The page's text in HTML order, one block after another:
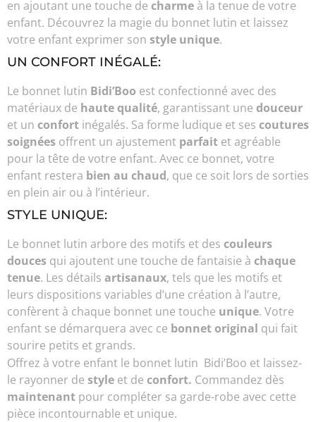
en ajoutant une touche de charme à la tenue de votre
enfant. Découvrez la magie du bonnet lutin et laissez
votre enfant exprimer son style unique.
UN CONFORT INÉGALÉ:
Le bonnet lutin Bidi’Boo est confectionné avec des
matériaux de haute qualité, garantissant une douceur
et un confort inégalés. Sa forme ludique et ses coutures
soignées offrent un ajustement parfait et agréable
pour la tête de votre enfant. Avec ce bonnet, votre
enfant restera bien au chaud, que ce soit lors de sorties
en plein air ou à l’intérieur.
STYLE UNIQUE:
Le bonnet lutin arbore des motifs et des couleurs
douces qui ajoutent une touche de fantaisie à chaque
tenue. Les détails artisanaux, tels que les motifs et
leurs dispositions variables d’une création à l’autre,
confèrent à chaque bonnet une touche unique. Votre
enfant se démarquera avec ce bonnet original qui fait
sourire petits et grands.
Offrez à votre enfant le bonnet lutin Bidi’Boo et laissez-
le rayonner de style et de confort. Commandez dès
maintenant pour compléter sa garde-robe avec cette
pièce incontournable et unique.